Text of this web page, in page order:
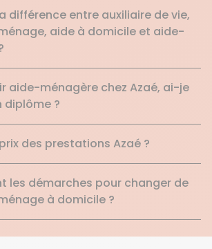
différence entre auxiliaire de vie,
aide à domicile et aide-
aide-ménagère chez Azaé, ai-je
diplôme ?
des prestations Azaé ?
les démarches pour changer de
à domicile ?